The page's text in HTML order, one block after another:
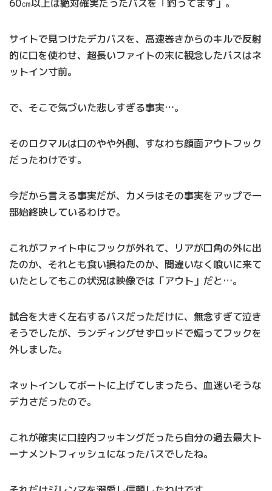
60㎝以上は絶対確実だったバスを「釣ってます」。
サイトで見つけたデカバスを、高速巻きからのキルで反射
的に口を使わせ、超長いファイトの末に観念したバスはネ
ットイン寸前。
で、そこで気づいた悲しすぎる事実…。
そのロクマルは口のやや外側、すなわち顔面アウトフック
だったわけです。
今だから言える事実だが、カメラはその事実をアップで一
部始終映しているわけで。
これがファイト中にフックが外れて、リアが口角の外に出
たのか、それとも食い損ねたのか、間違いなく喰いに来て
いたとしてもこの状況は映像では「アウト」だと…。
試合を大きく左右するバスだっただけに、無念すぎて泣き
そうでしたが、ランディングせずロッドで煽ってフックを
外しました。
ネットインしてボートに上げてしまったら、血迷いそうな
デカさだったので。
これが確実に口腔内フッキングだったら自分の過去最大ト
ーナメントフィッシュになったバスでしたね。